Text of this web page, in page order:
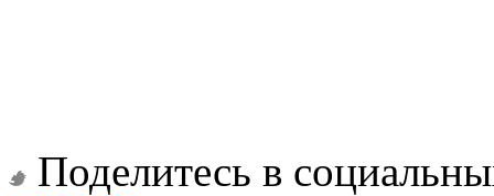
Поделитесь в